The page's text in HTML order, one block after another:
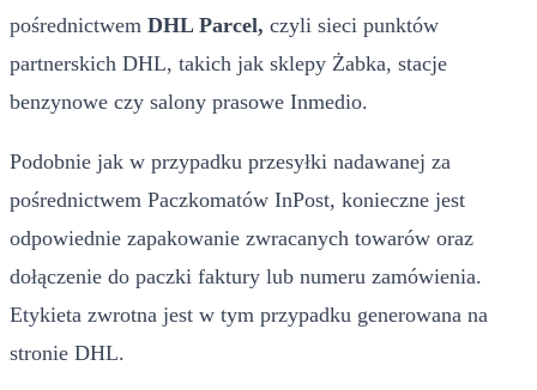
pośrednictwem DHL Parcel, czyli sieci punktów
partnerskich DHL, takich jak sklepy Żabka, stacje
benzynowe czy salony prasowe Inmedio.
Podobnie jak w przypadku przesyłki nadawanej za
pośrednictwem Paczkomatów InPost, konieczne jest
odpowiednie zapakowanie zwracanych towarów oraz
dołączenie do paczki faktury lub numeru zamówienia.
Etykieta zwrotna jest w tym przypadku generowana na
stronie DHL.